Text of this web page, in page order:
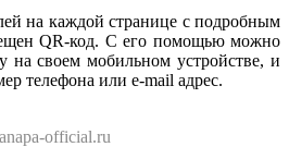
на каждой странице с подробным
QR-код. С его помощью можно
на своем мобильном устройстве, и
телефона или e-mail адрес.
official.ru